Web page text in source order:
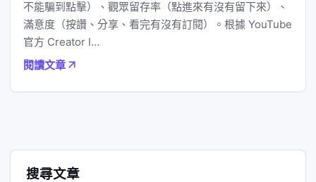
不能騙到點擊）、觀眾留存率（點進來有沒有留下來）、
滿意度（按讚、分享、看完有沒有訂閱）。根據 YouTube
官方 Creator I…
閱讀文章
搜尋文章